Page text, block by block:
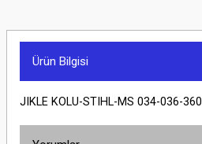
Ürün Bilgisi
JIKLE KOLU-STIHL-MS 034-036-360